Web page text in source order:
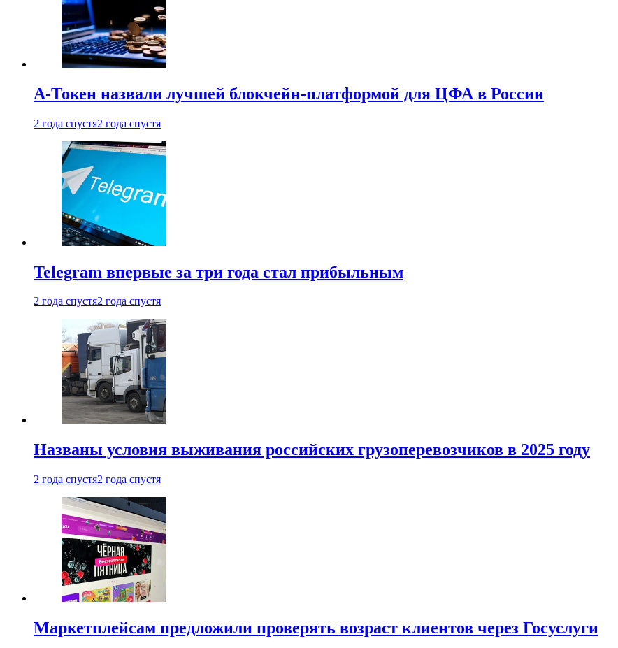
А-Токен назвали лучшей блокчейн-платформой для ЦФА в России
2 года спустя2 года спустя
Telegram впервые за три года стал прибыльным
2 года спустя2 года спустя
Названы условия выживания российских грузоперевозчиков в 2025 году
2 года спустя2 года спустя
Маркетплейсам предложили проверять возраст клиентов через Госуслуги